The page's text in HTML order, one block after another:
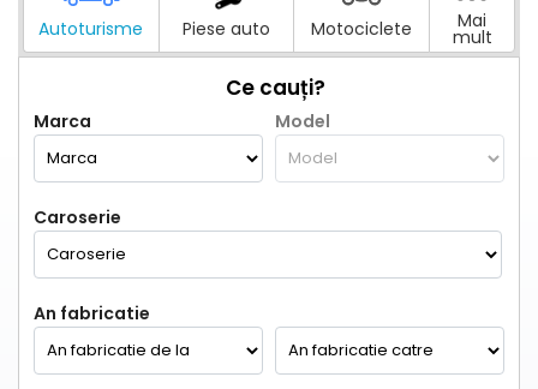
Autoturisme Piese auto Motociclete Mai
mult
Ce cauți?
Marca Model
Caroserie
An fabricatie